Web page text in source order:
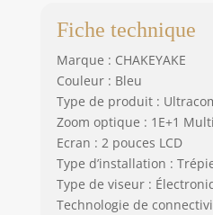
Fiche technique
Marque : CHAKEYAKE
Couleur : Bleu
Type de produit :
Zoom optique : 1E+1
Ecran : 2 pouces LCD
Type d’installation :
Type de viseur :
Technologie de